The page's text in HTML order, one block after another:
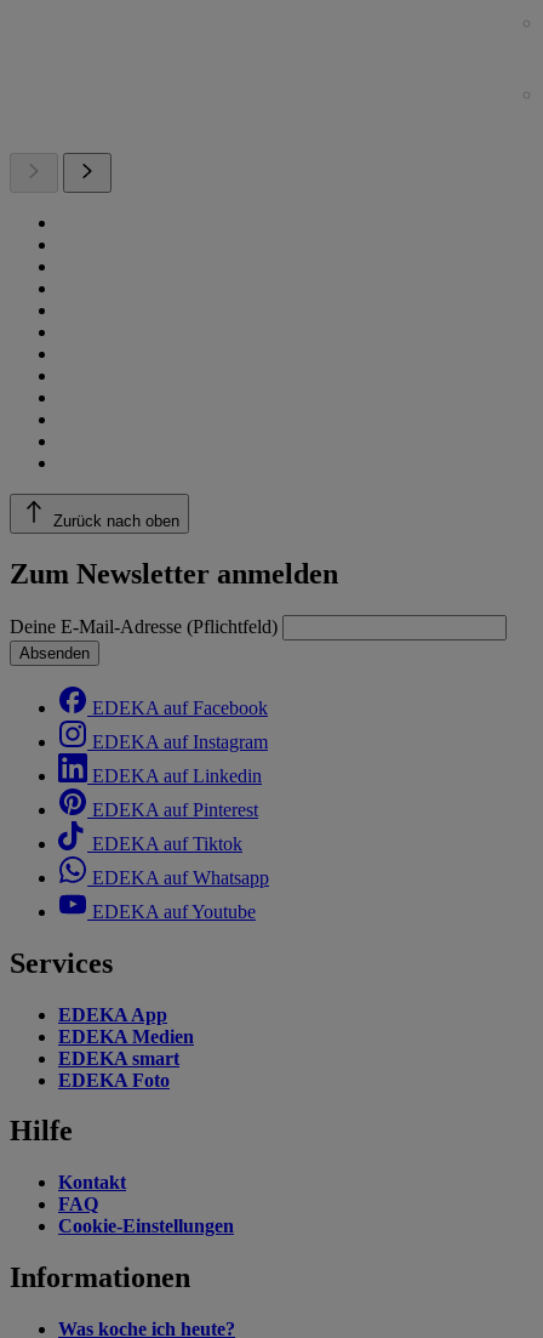
Zurück nach oben
Zum Newsletter anmelden
Deine E-Mail-Adresse (Pflichtfeld)
Absenden
EDEKA auf Facebook
EDEKA auf Instagram
EDEKA auf Linkedin
EDEKA auf Pinterest
EDEKA auf Tiktok
EDEKA auf Whatsapp
EDEKA auf Youtube
Services
EDEKA App
EDEKA Medien
EDEKA smart
EDEKA Foto
Hilfe
Kontakt
FAQ
Cookie-Einstellungen
Informationen
Was koche ich heute?